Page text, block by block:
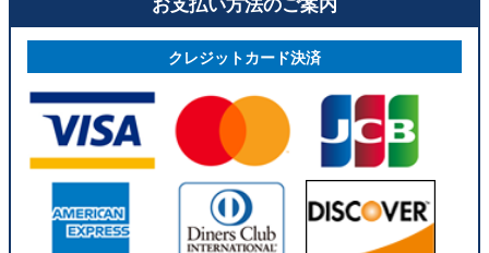
クレジットカード決済